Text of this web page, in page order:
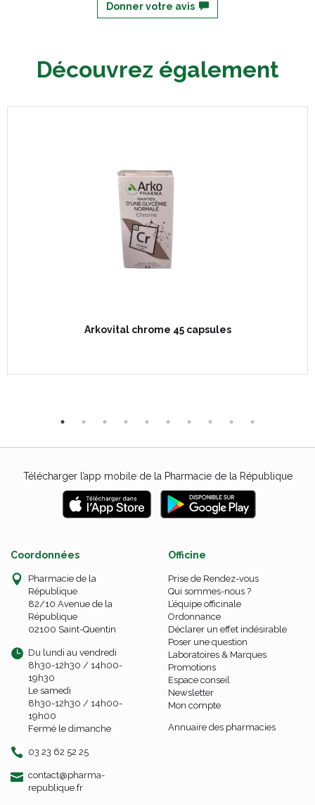
Donner votre avis
Découvrez également
Arkovital chrome 45 capsules
Télécharger l’app mobile de la Pharmacie de la République
Coordonnées
Pharmacie de la
République
82/10 Avenue de la
République
02100 Saint-Quentin
Du lundi au vendredi
8h30-12h30 / 14h00-
19h30
Le samedi
8h30-12h30 / 14h00-
19h00
Fermé le dimanche
03 23 62 52 25
contact-
@-
pharma-
republique.fr
Officine
Prise de Rendez-vous
Qui sommes-nous ?
L’équipe officinale
Ordonnance
Déclarer un effet indésirable
Poser une question
Laboratoires & Marques
Promotions
Espace conseil
Newsletter
Mon compte
Annuaire des pharmacies